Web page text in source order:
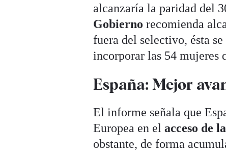
alcanzaría la paridad del
Gobierno recomienda
fuera del selectivo, ésta
incorporar las 54 mujeres
España: Mejor
El informe señala que
Europea en elacceso de
obstante, de forma